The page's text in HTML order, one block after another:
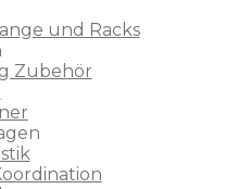
und Racks
Zubehör